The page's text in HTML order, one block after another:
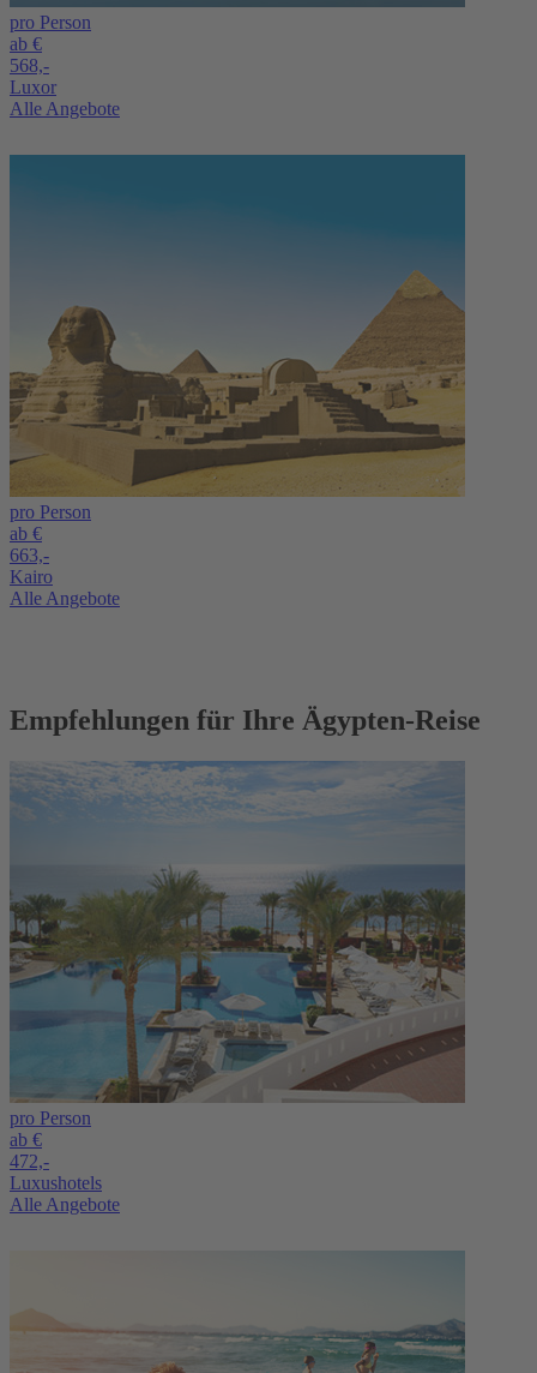
pro Person
ab €
568,-
Luxor
Alle Angebote
pro Person
ab €
663,-
Kairo
Alle Angebote
Empfehlungen für Ihre Ägypten-Reise
pro Person
ab €
472,-
Luxushotels
Alle Angebote